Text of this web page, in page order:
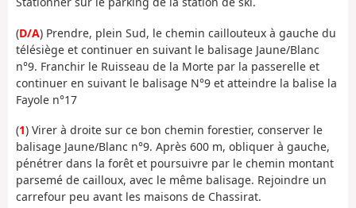
(D/A) Prendre, plein Sud, le chemin caillouteux à gauche du
télésiège et continuer en suivant le balisage Jaune/Blanc
n°9. Franchir le Ruisseau de la Morte par la passerelle et
continuer en suivant le balisage N°9 et atteindre la balise la
Fayole n°17
(1) Virer à droite sur ce bon chemin forestier, conserver le
balisage Jaune/Blanc n°9. Après 600 m, obliquer à gauche,
pénétrer dans la forêt et poursuivre par le chemin montant
parsemé de cailloux, avec le même balisage. Rejoindre un
carrefour peu avant les maisons de Chassirat.